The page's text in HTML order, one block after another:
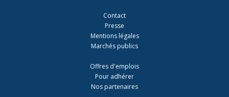
Contact
Presse
Mentions légales
Marchés publics
Offres d'emplois
Pour adhérer
Nos partenaires